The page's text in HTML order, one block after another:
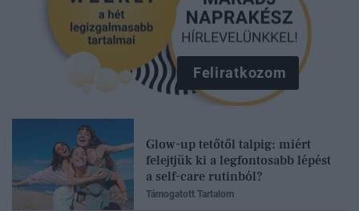
Feliratkozom
Glow-up tetőtől talpig: miért
felejtjük ki a legfontosabb lépést
a self-care rutinból?
Támogatott Tartalom